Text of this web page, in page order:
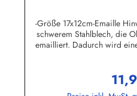
-Größe 17x12cm-Emaille
schwerem Stahlblech, die
emailliert. Dadurch wird
enthalten sind, dürfen nur
die Lackierung abplatzen